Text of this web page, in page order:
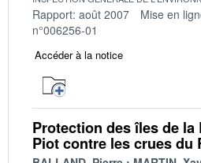
Rapport: août 2007 Mise en
n°006256-01
Accéder à la notice
Protection des îles de la
Piot contre les crues du